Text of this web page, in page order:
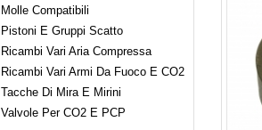
Molle Compatibili
Pistoni E Gruppi Scatto
Ricambi Vari Aria Compressa
Ricambi Vari Armi Da Fuoco E CO2
Tacche Di Mira E Mirini
Valvole Per CO2 E PCP